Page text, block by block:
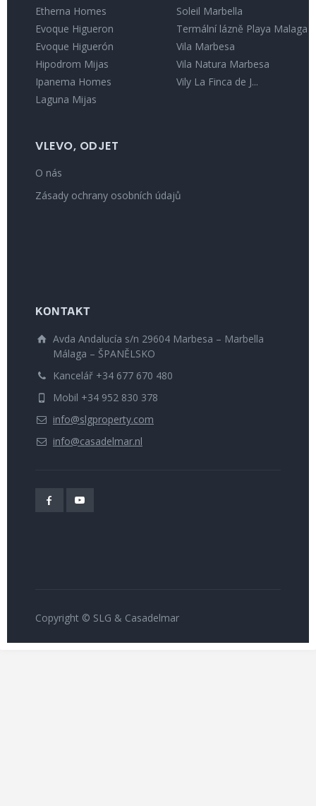
Etherna Homes
Evoque Higueron
Evoque Higuerón
Hipodrom Mijas
Ipanema Homes
Laguna Mijas
Soleil Marbella
Termální lázně Playa Malaga
Vila Marbesa
Vila Natura Marbesa
Vily La Finca de J...
VLEVO, ODJET
O nás
Zásady ochrany osobních údajů
KONTAKT
Avda Andalucía s/n 29604 Marbesa – Marbella
Málaga – ŠPANĚLSKO
Kancelář +34 677 670 480
Mobil +34 952 830 378
info@slgproperty.com
info@casadelmar.nl
Copyright © SLG & Casadelmar